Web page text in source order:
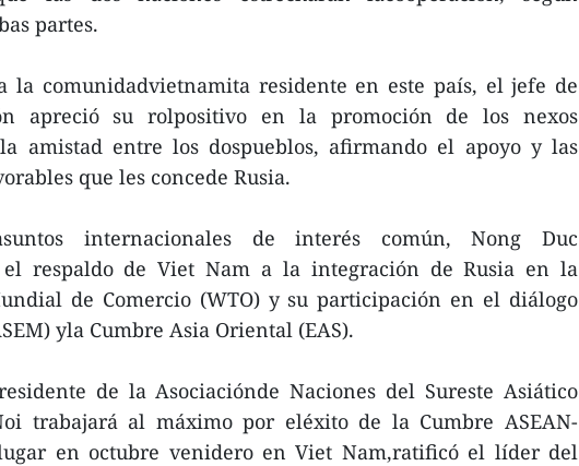
partes.
la comunidadvietnamita residente en este país, el jefe de
apreció su rolpositivo en la promoción de los nexos
amistad entre los dospueblos, afirmando el apoyo y las
que les concede Rusia.
internacionales de interés común, Nong Duc
respaldo de Viet Nam a la integración de Rusia en la
de Comercio (WTO) y su participación en el diálogo
yla Cumbre Asia Oriental (EAS).
de la Asociaciónde Naciones del Sureste Asiático
trabajará al máximo por eléxito de la Cumbre ASEAN-
en octubre venidero en Viet Nam,ratificó el líder del